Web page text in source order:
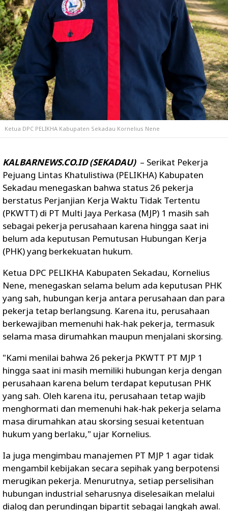
Ketua DPC PELIKHA Kabupaten Sekadau Kornelius Nene
KALBARNEWS.CO.ID (SEKADAU) – Serikat Pekerja
Pejuang Lintas Khatulistiwa (PELIKHA) Kabupaten
Sekadau menegaskan bahwa status 26 pekerja
berstatus Perjanjian Kerja Waktu Tidak Tertentu
(PKWTT) di PT Multi Jaya Perkasa (MJP) 1 masih sah
sebagai pekerja perusahaan karena hingga saat ini
belum ada keputusan Pemutusan Hubungan Kerja
(PHK) yang berkekuatan hukum.
Ketua DPC PELIKHA Kabupaten Sekadau, Kornelius
Nene, menegaskan selama belum ada keputusan PHK
yang sah, hubungan kerja antara perusahaan dan para
pekerja tetap berlangsung. Karena itu, perusahaan
berkewajiban memenuhi hak-hak pekerja, termasuk
selama masa dirumahkan maupun menjalani skorsing.
"Kami menilai bahwa 26 pekerja PKWTT PT MJP 1
hingga saat ini masih memiliki hubungan kerja dengan
perusahaan karena belum terdapat keputusan PHK
yang sah. Oleh karena itu, perusahaan tetap wajib
menghormati dan memenuhi hak-hak pekerja selama
masa dirumahkan atau skorsing sesuai ketentuan
hukum yang berlaku," ujar Kornelius.
Ia juga mengimbau manajemen PT MJP 1 agar tidak
mengambil kebijakan secara sepihak yang berpotensi
merugikan pekerja. Menurutnya, setiap perselisihan
hubungan industrial seharusnya diselesaikan melalui
dialog dan perundingan bipartit sebagai langkah awal.